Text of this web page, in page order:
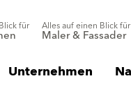
für Alles auf einen Blick für
Maler & Fassader
Unternehmen